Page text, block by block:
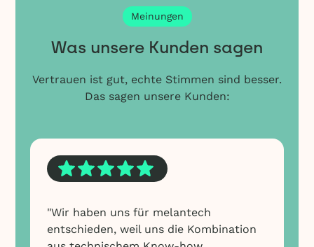
Meinungen
Was unsere Kunden sagen
Vertrauen ist gut, echte Stimmen sind besser.
Das sagen unsere Kunden:
"Wir haben uns für melantech
entschieden, weil uns die Kombination